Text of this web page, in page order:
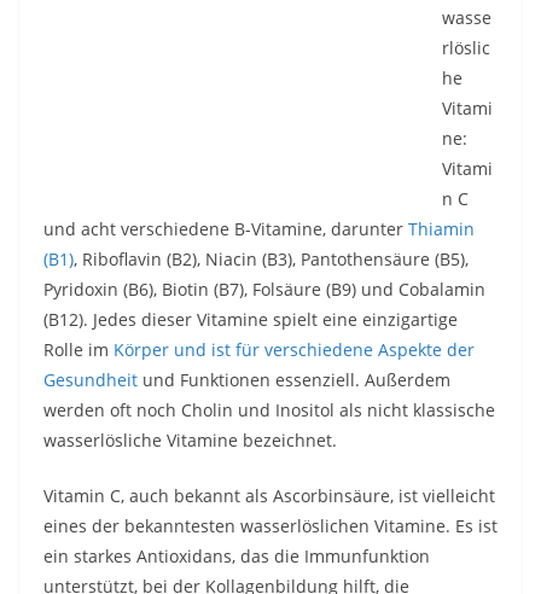
wasse
rlöslic
he
Vitami
ne:
Vitami
n C
und acht verschiedene B-Vitamine, darunter Thiamin
(B1), Riboflavin (B2), Niacin (B3), Pantothensäure (B5),
Pyridoxin (B6), Biotin (B7), Folsäure (B9) und Cobalamin
(B12). Jedes dieser Vitamine spielt eine einzigartige
Rolle im Körper und ist für verschiedene Aspekte der
Gesundheit und Funktionen essenziell. Außerdem
werden oft noch Cholin und Inositol als nicht klassische
wasserlösliche Vitamine bezeichnet.
Vitamin C, auch bekannt als Ascorbinsäure, ist vielleicht
eines der bekanntesten wasserlöslichen Vitamine. Es ist
ein starkes Antioxidans, das die Immunfunktion
unterstützt, bei der Kollagenbildung hilft, die